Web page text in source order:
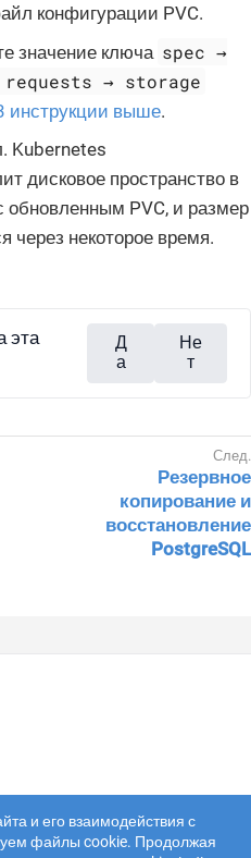
конфигурации PVC.
значение ключа spec →
→ storage
инструкции выше.
Kubernetes
дисковое пространство в
обновленным PVC, и размер
через некоторое время.
эта
Д
а
Не
т
Резервное
копирование и
восстановление
PostgreSQL
и его взаимодействия с
файлы cookie. Продолжая